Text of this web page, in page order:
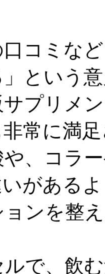
コミな
という
プリメ
常に満
や、コラ
がある
ンを整
で、飲